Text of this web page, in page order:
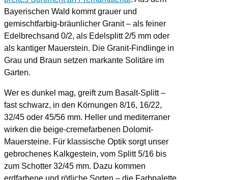
Bayerischen Wald kommt grauer und
gemischtfarbig-bräunlicher Granit – als feiner
Edelbrechsand 0/2, als Edelsplitt 2/5 mm oder
als kantiger Mauerstein. Die Granit-Findlinge in
Grau und Braun setzen markante Solitäre im
Garten.
Wer es dunkel mag, greift zum Basalt-Splitt –
fast schwarz, in den Körnungen 8/16, 16/22,
32/45 oder 45/56 mm. Heller und mediterraner
wirken die beige-cremefarbenen Dolomit-
Mauersteine. Für klassische Optik sorgt unser
gebrochenes Kalkgestein, vom Splitt 5/16 bis
zum Schotter 32/45 mm. Dazu kommen
erdfarbene und rötliche Sorten – die Farbpalette